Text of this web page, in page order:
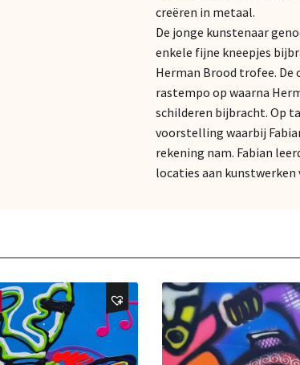
creëren in metaal.
De jonge kunstenaar
enkele fijne kneepjes
Herman Brood trofee.
rastempo op waarna
schilderen bijbracht. Op
voorstelling waarbij
rekening nam. Fabian
locaties aan kunstwerken